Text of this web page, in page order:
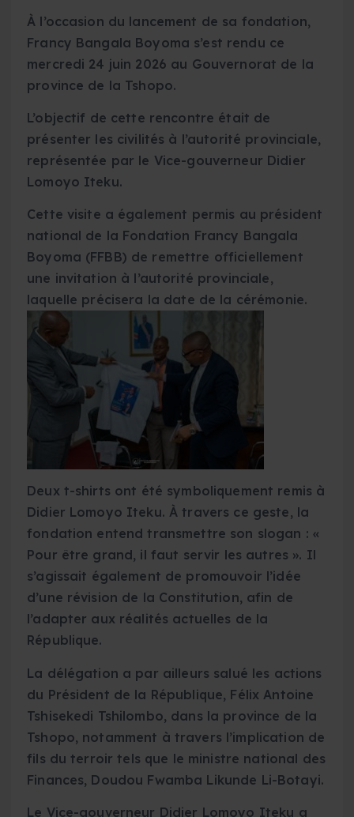
À l’occasion du lancement de sa fondation,
Francy Bangala Boyoma s’est rendu ce
mercredi 24 juin 2026 au Gouvernorat de la
province de la Tshopo.
L’objectif de cette rencontre était de
présenter les civilités à l’autorité provinciale,
représentée par le Vice-gouverneur Didier
Lomoyo Iteku.
Cette visite a également permis au président
national de la Fondation Francy Bangala
Boyoma (FFBB) de remettre officiellement
une invitation à l’autorité provinciale,
laquelle précisera la date de la cérémonie.
Deux t-shirts ont été symboliquement remis à
Didier Lomoyo Iteku. À travers ce geste, la
fondation entend transmettre son slogan : «
Pour être grand, il faut servir les autres ». Il
s’agissait également de promouvoir l’idée
d’une révision de la Constitution, afin de
l’adapter aux réalités actuelles de la
République.
La délégation a par ailleurs salué les actions
du Président de la République, Félix Antoine
Tshisekedi Tshilombo, dans la province de la
Tshopo, notamment à travers l’implication de
fils du terroir tels que le ministre national des
Finances, Doudou Fwamba Likunde Li-Botayi.
Le Vice-gouverneur Didier Lomoyo Iteku a